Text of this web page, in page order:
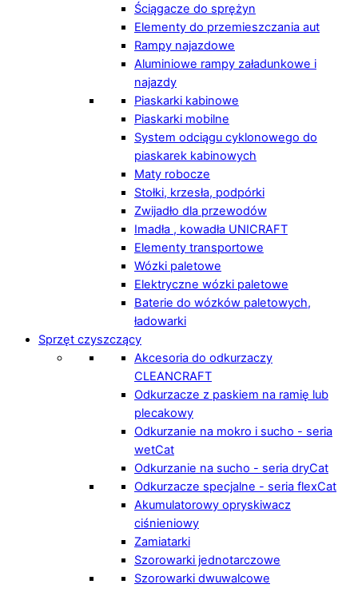
Ściągacze do sprężyn
Elementy do przemieszczania aut
Rampy najazdowe
Aluminiowe rampy załadunkowe i
najazdy
Piaskarki kabinowe
Piaskarki mobilne
System odciągu cyklonowego do
piaskarek kabinowych
Maty robocze
Stołki, krzesła, podpórki
Zwijadło dla przewodów
Imadła , kowadła UNICRAFT
Elementy transportowe
Wózki paletowe
Elektryczne wózki paletowe
Baterie do wózków paletowych,
ładowarki
Sprzęt czyszczący
Akcesoria do odkurzaczy
CLEANCRAFT
Odkurzacze z paskiem na ramię lub
plecakowy
Odkurzanie na mokro i sucho - seria
wetCat
Odkurzanie na sucho - seria dryCat
Odkurzacze specjalne - seria flexCat
Akumulatorowy opryskiwacz
ciśnieniowy
Zamiatarki
Szorowarki jednotarczowe
Szorowarki dwuwalcowe